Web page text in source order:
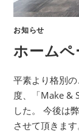
お知らせ
ホーム
平素より格別
度、「Make &
した。 今後は
させて頂きま